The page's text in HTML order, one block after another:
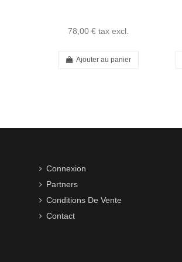
78,00 € tax excl.
Ajouter au panier
Connexion
Partners
Conditions De Vente
Contact